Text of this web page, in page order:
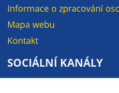
Informace o zpracování
Mapa webu
Kontakt
SOCIÁLNÍ KANÁLY